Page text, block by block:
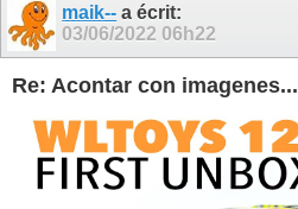
maik-- a écrit:
03/06/2022 06h22
Re: Acontar con imagenes...